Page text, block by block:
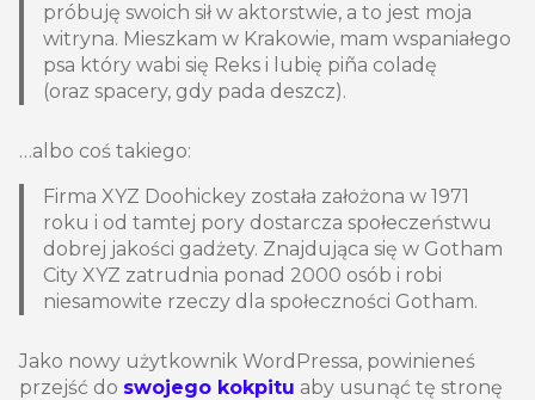
próbuję swoich sił w aktorstwie, a to jest moja
witryna. Mieszkam w Krakowie, mam wspaniałego
psa który wabi się Reks i lubię piña coladę
(oraz spacery, gdy pada deszcz).
…albo coś takiego:
Firma XYZ Doohickey została założona w 1971
roku i od tamtej pory dostarcza społeczeństwu
dobrej jakości gadżety. Znajdująca się w Gotham
City XYZ zatrudnia ponad 2000 osób i robi
niesamowite rzeczy dla społeczności Gotham.
Jako nowy użytkownik WordPressa, powinieneś
przejść do swojego kokpitu aby usunąć tę stronę